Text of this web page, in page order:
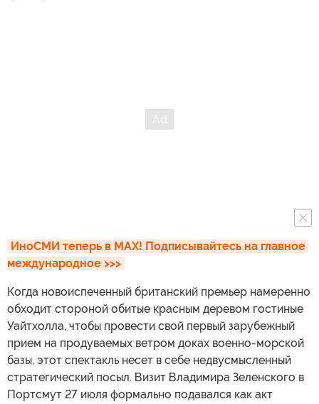
ИноСМИ теперь в MAX! Подписывайтесь на главное
международное >>>
Когда новоиспеченный британский премьер намеренно
обходит стороной обитые красным деревом гостиные
Уайтхолла, чтобы провести свой первый зарубежный
прием на продуваемых ветром доках военно-морской
базы, этот спектакль несет в себе недвусмысленный
стратегический посыл. Визит Владимира Зеленского в
Портсмут 27 июля формально подавался как акт